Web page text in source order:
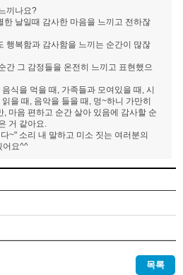
끼나요?
한 날일때 감사한 마음을 느끼고 전하잖
행복함과 감사함을 느끼는 순간이 많잖
간 그 감정들을 온전히 느끼고 표현했으
식을 먹을 때, 가족들과 모여있을 때, 시
을 때, 음악을 들을 때, 멍~하니 가만히
, 마음 편하고 순간 살아 있음에 감사할 순
거 같아요.
~" 소리 내 말하고 미소 짓는 여러분의
어요^^
목록